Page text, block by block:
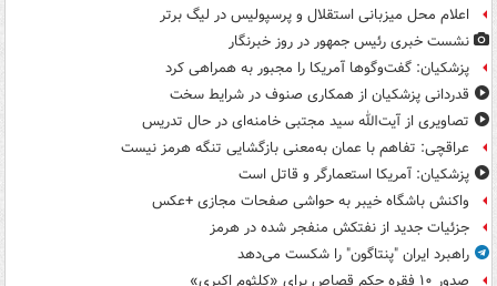
اعلام محل میزبانی استقلال و پرسپولیس در لیگ برتر
نشست خبری رئیس جمهور در روز خبرنگار
پزشکیان: گفت‌وگوها آمریکا را مجبور به همراهی کرد
قدردانی پزشکیان از همکاری صنوف در شرایط سخت
تصاویری از آیت‌الله سید مجتبی خامنه‌ای در حال تدریس
عراقچی: تفاهم با عمان به‌معنی بازگشایی تنگه هرمز نیست
پزشکیان: آمریکا استعمارگر و قاتل است
واکنش باشگاه خیبر به حواشی صفحات مجازی +عکس
جزئیات جدید از نفتکش منفجر شده در هرمز
راهبرد ایران "پنتاگون" را شکست می‌دهد
صدور ۱۰ فقره حکم قصاص برای «کلثوم اکبری»